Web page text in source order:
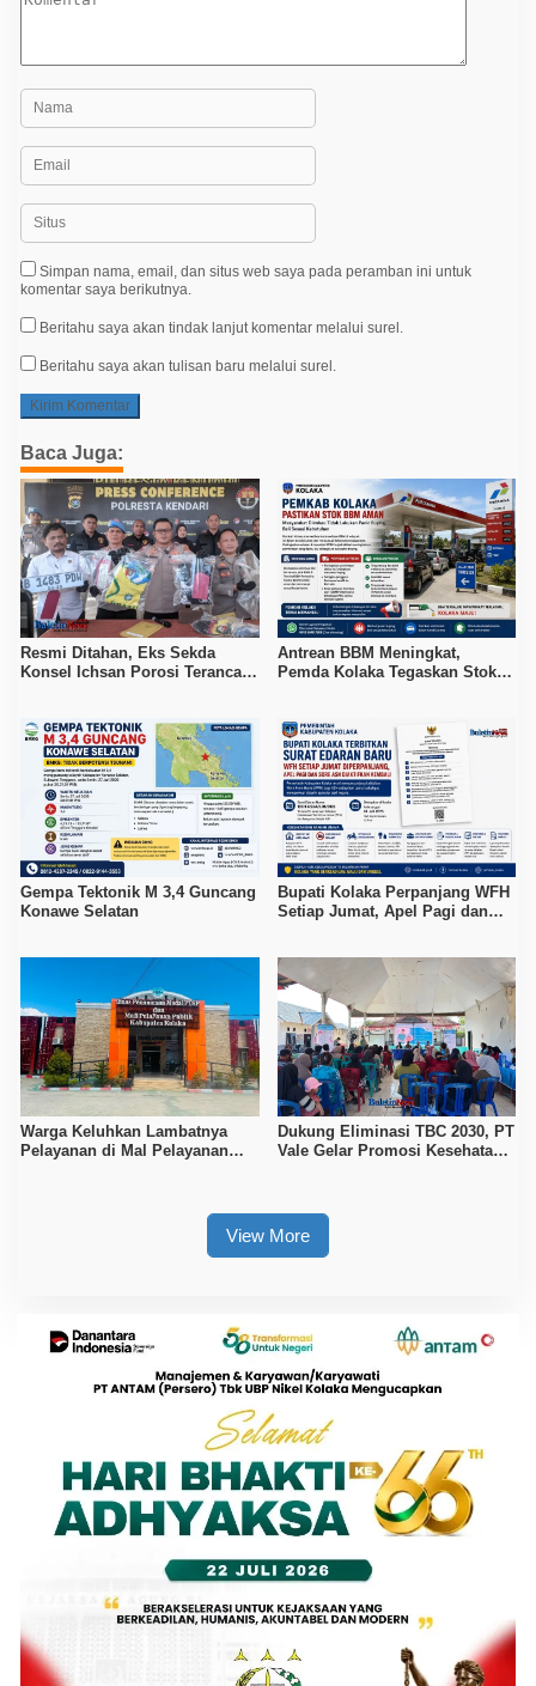
Simpan nama, email, dan situs web saya pada peramban ini untuk
komentar saya berikutnya.
Beritahu saya akan tindak lanjut komentar melalui surel.
Beritahu saya akan tulisan baru melalui surel.
Baca Juga:
Resmi Ditahan, Eks Sekda
Konsel Ichsan Porosi Terancam
Antrean BBM Meningkat,
Pemda Kolaka Tegaskan Stok
Gempa Tektonik M 3,4 Guncang
Konawe Selatan
Bupati Kolaka Perpanjang WFH
Setiap Jumat, Apel Pagi dan
Warga Keluhkan Lambatnya
Pelayanan di Mal Pelayanan
Dukung Eliminasi TBC 2030, PT
Vale Gelar Promosi Kesehatan
View More